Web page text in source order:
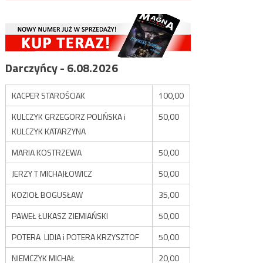
Darczyńcy - 6.08.2026
KACPER STAROŚCIAK
100,00
KULCZYK GRZEGORZ POLIŃSKA i
KULCZYK KATARZYNA
50,00
MARIA KOSTRZEWA
50,00
JERZY T MICHAJŁOWICZ
50,00
KOZIOŁ BOGUSŁAW
35,00
PAWEŁ ŁUKASZ ZIEMIAŃSKI
50,00
POTERA LIDIA i POTERA KRZYSZTOF
50,00
NIEMCZYK MICHAŁ
20,00